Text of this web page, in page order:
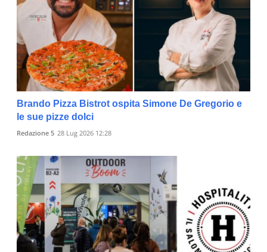
Brando Pizza Bistrot ospita Simone De Gregorio e
le sue pizze dolci
Redazione 5 28 Lug 2026 12:28